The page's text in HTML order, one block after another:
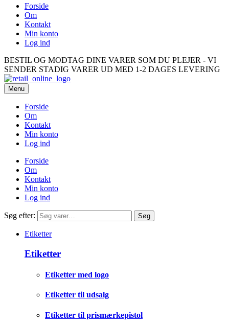
Forside
Om
Kontakt
Min konto
Log ind
BESTIL OG MODTAG DINE VARER SOM DU PLEJER - VI
SENDER STADIG VARER UD MED 1-2 DAGES LEVERING
Menu
Forside
Om
Kontakt
Min konto
Log ind
Forside
Om
Kontakt
Min konto
Log ind
Søg efter: Søg
Etiketter
Etiketter
Etiketter med logo
Etiketter til udsalg
Etiketter til prismærkepistol